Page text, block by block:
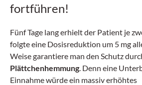
fortführen!
Fünf Tage lang erhielt der Patient je
folgte eine Dosisreduktion um 5 mg
Weise garantiere man den Schutz
Plättchenhemmung . Denn eine
Einnahme würde ein massiv erhöhtes